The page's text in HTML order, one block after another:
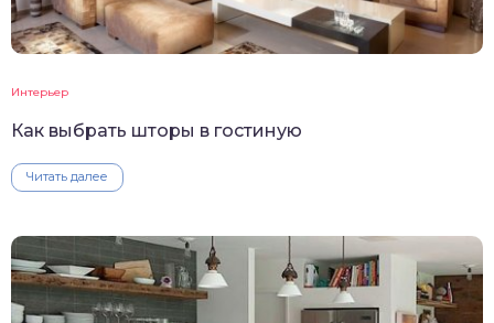
Интерьер
Как выбрать шторы в гостиную
Читать далее